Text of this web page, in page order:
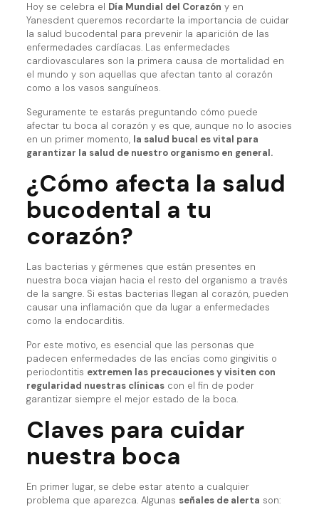
Hoy se celebra el Día Mundial del Corazón y en
Yanesdent queremos recordarte la importancia de cuidar
la salud bucodental para prevenir la aparición de las
enfermedades cardíacas. Las enfermedades
cardiovasculares son la primera causa de mortalidad en
el mundo y son aquellas que afectan tanto al corazón
como a los vasos sanguíneos.
Seguramente te estarás preguntando cómo puede
afectar tu boca al corazón y es que, aunque no lo asocies
en un primer momento, la salud bucal es vital para
garantizar la salud de nuestro organismo en general.
¿Cómo afecta la salud
bucodental a tu
corazón?
Las bacterias y gérmenes que están presentes en
nuestra boca viajan hacia el resto del organismo a través
de la sangre. Si estas bacterias llegan al corazón, pueden
causar una inflamación que da lugar a enfermedades
como la endocarditis.
Por este motivo, es esencial que las personas que
padecen enfermedades de las encías como gingivitis o
periodontitis extremen las precauciones y visiten con
regularidad nuestras clínicascon el fin de poder
garantizar siempre el mejor estado de la boca.
Claves para cuidar
nuestra boca
En primer lugar, se debe estar atento a cualquier
problema que aparezca. Algunas señales de alerta son: